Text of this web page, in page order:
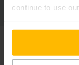
continue to use
A vyšlo to?
Výhodou u kolegů
angažovaní do